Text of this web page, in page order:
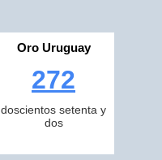
Oro Uruguay
272
doscientos setenta y
dos